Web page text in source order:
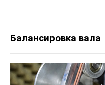
Балансировка вала